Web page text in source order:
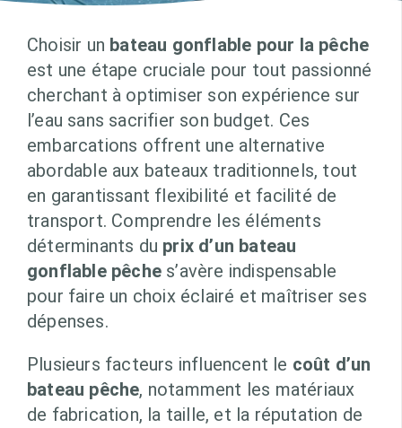
Choisir un bateau gonflable pour la pêche
est une étape cruciale pour tout passionné
cherchant à optimiser son expérience sur
l’eau sans sacrifier son budget. Ces
embarcations offrent une alternative
abordable aux bateaux traditionnels, tout
en garantissant flexibilité et facilité de
transport. Comprendre les éléments
déterminants du prix d’un bateau
gonflable pêche s’avère indispensable
pour faire un choix éclairé et maîtriser ses
dépenses.
Plusieurs facteurs influencent le coût d’un
bateau pêche, notamment les matériaux
de fabrication, la taille, et la réputation de